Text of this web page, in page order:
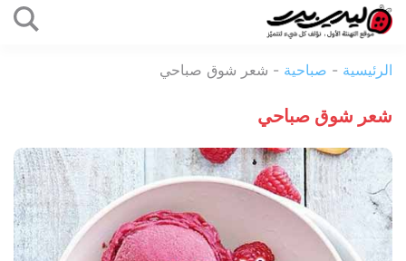
المحتوى
بيرد
الرئيسية - صباحية - شعر شوق صباحي
شعر شوق صباحي